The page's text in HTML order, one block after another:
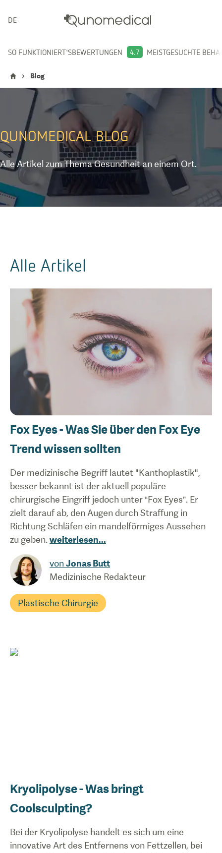
DEUTSCH
SO FUNKTIONIERT'SBEWERTUNGEN 4.7 MEISTGESUCHTE
Blog
QUNOMEDICAL BLOG
Alle Artikel zum Thema Gesundheit an einem Ort.
Alle Artikel
Fox Eyes - Was Sie über den Fox Eye
Trend wissen sollten
Der medizinische Begriff lautet "Kanthoplastik",
besser bekannt ist der aktuell populäre
chirurgische Eingriff jedoch unter “Fox Eyes”. Er
zielt darauf ab, den Augen durch Straffung in
Richtung Schläfen ein mandelförmiges Aussehen
zu geben. weiterlesen...
vonJonas Butt
Medizinische Redakteur
Plastische Chirurgie
Kryolipolyse - Was bringt
Coolsculpting?
Bei der Kryolipolyse handelt es sich um eine
innovative Art des Entfernens von Fettzellen, bei